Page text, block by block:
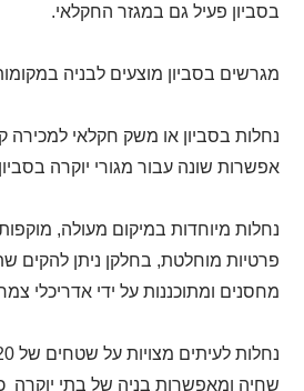
בסביון פעיל גם במגזר החקלאי.
מגרשים בסביון מוצעים לבניה
נחלות בסביון או משק חקלאי למכירה
אפשרות שונה עבור מגורי יוקרה
נחלות מיוחדות במיקום מעולה,
פרטיות מוחלטת, בחלקן ניתן להקים
מחסנים ומתוכננות על ידי אדריכלי
שחיה ומאפשרות בניה של בתי יוקרה